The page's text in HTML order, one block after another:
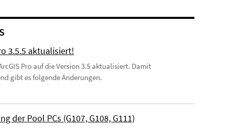
3.5.5 aktualisiert!
Pro auf die Version 3.5 aktualisiert. Damit
gibt es folgende Änderungen.
der Pool PCs (G107, G108, G111)